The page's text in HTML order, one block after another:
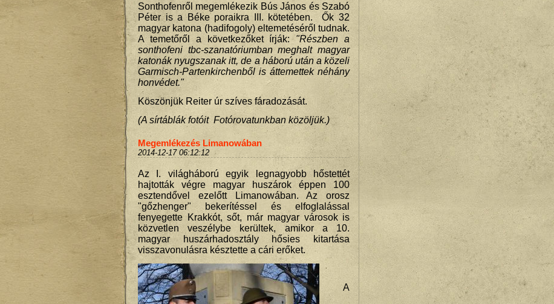
Sonthofenről megemlékezik Bús János és Szabó
Péter is a Béke poraikra III. kötetében. Ők 32
magyar katona (hadifogoly) eltemetéséről tudnak.
A temetőről a következőket írják: "Részben a
sonthofeni tbc-szanatóriumban meghalt magyar
katonák nyugszanak itt, de a háború után a közeli
Garmisch-Partenkirchenből is áttemettek néhány
honvédet."
Köszönjük Reiter úr szíves fáradozását.
(A sírtáblák fotóit Fotórovatunkban közöljük.)
Megemlékezés Limanowában
2014-12-17 06:12:12
Az I. világháború egyik legnagyobb hőstettét
hajtották végre magyar huszárok éppen 100
esztendővel ezelőtt Limanowában. Az orosz
"gőzhenger" bekerítéssel és elfoglalással
fenyegette Krakkót, sőt, már magyar városok is
közvetlen veszélybe kerültek, amikor a 10.
magyar huszárhadosztály hősies kitartása
visszavonulásra késztette a cári erőket.
A